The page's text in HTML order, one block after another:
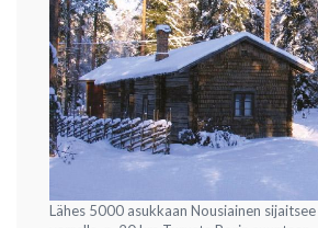
Lähes 5000 asukkaan Nousiainen